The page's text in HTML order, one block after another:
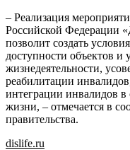
– Реализация
Российской Федерации
позволит создать
доступности объектов и
жизнедеятельности,
реабилитации
интеграции инвалидов
жизни, – отмечается в
правительства.
dislife.ru